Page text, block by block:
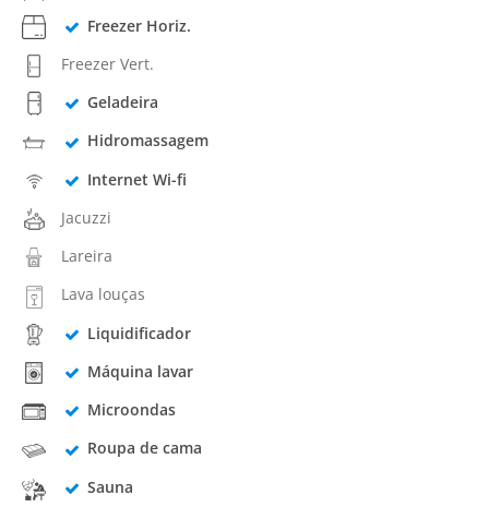
Freezer Horiz.
Freezer Vert.
Geladeira
Hidromassagem
Internet Wi-fi
Jacuzzi
Lareira
Lava louças
Liquidificador
Máquina lavar
Microondas
Roupa de cama
Sauna